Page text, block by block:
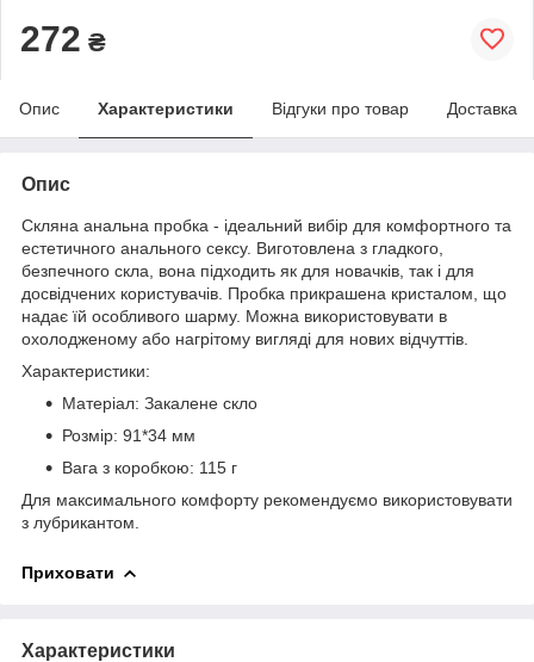
272 ₴
Опис Характеристики Відгуки про товар Доставка
Опис
Скляна анальна пробка - ідеальний вибір для комфортного та
естетичного анального сексу. Виготовлена з гладкого,
безпечного скла, вона підходить як для новачків, так і для
досвідчених користувачів. Пробка прикрашена кристалом, що
надає їй особливого шарму. Можна використовувати в
охолодженому або нагрітому вигляді для нових відчуттів.
Характеристики:
Матеріал: Закалене скло
Розмір: 91*34 мм
Вага з коробкою: 115 г
Для максимального комфорту рекомендуємо використовувати
з лубрикантом.
Приховати
Характеристики